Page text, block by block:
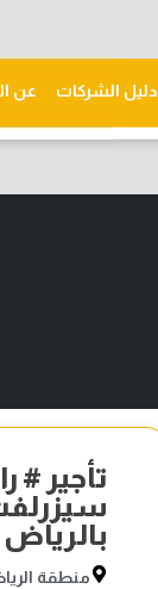
دليل الشركات عن
تأجير #
بالرياض
منطقة